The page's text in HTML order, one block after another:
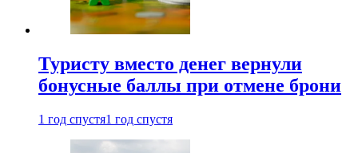
Туристу вместо денег вернули
бонусные баллы при отмене брони
1 год спустя1 год спустя